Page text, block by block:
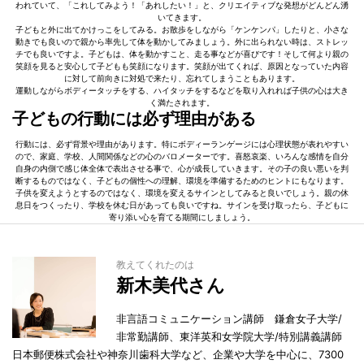
われていて、「これしてみよう！「あれしたい！」と、クリエイティブな発想がどんどん湧
いてきます。
子どもと外に出てかけっこをしてみる。お散歩をしながら「ケンケンパ」したりと、小さな
動きでも良いので親から率先して体を動かしてみましょう。外に出られない時は、ストレッ
チでも良いですよ。子どもは、体を動かすこと、走る事などが喜びです！そして何より親の
笑顔を見ると安心して子どもも笑顔になります。笑顔が出てくれば、原因となっていた内容
に対して前向きに対処で来たり、忘れてしまうこともあります。
運動しながらボディータッチをする、ハイタッチをするなどを取り入れれば子供の心は大き
く満たされます。
子どもの行動には必ず理由がある
行動には、必ず背景や理由があります。特にボディーランゲージには心理状態が表れやすい
ので、家庭、学校、人間関係などの心のバロメーターです。喜怒哀楽、いろんな感情を自分
自身の内側で感じ体全体で表出させる事で、心が成長していきます。その子の良い悪いを判
断するものではなく、子どもの個性への理解、環境を準備するためのヒントにもなります。
子供を変えようとするのではなく、環境を変えるサインとしてみると良いでしょう。親の休
息日をつくったり、学校を休む日があっても良いですね。サインを受け取ったら、子どもに
寄り添い心を育てる期間にしましょう。
教えてくれたのは
新木美代さん
非言語コミュニケーション講師 鎌倉女子大学/
非常勤講師、東洋英和女学院大学/特別講義講師
日本郵便株式会社や神奈川歯科大学など、企業や大学を中心に、7300